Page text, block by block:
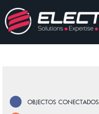
OBJECTOS CONECTADOS